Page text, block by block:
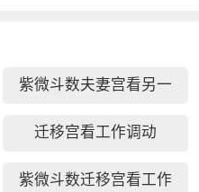
紫微斗数夫妻宫看另一
半
迁移宫看工作调动
紫微斗数迁移宫看工作